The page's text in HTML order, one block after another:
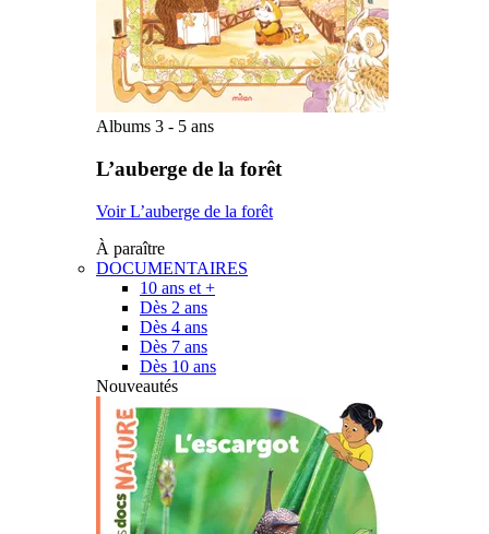
Albums 3 - 5 ans
L’auberge de la forêt
Voir L’auberge de la forêt
À paraître
DOCUMENTAIRES
10 ans et +
Dès 2 ans
Dès 4 ans
Dès 7 ans
Dès 10 ans
Nouveautés